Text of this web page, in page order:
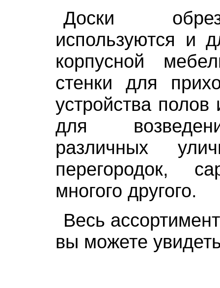
Доски
используются и
корпусной
стенки для
устройства
для
различных
перегородок,
многого другого.
Весь
вы можете